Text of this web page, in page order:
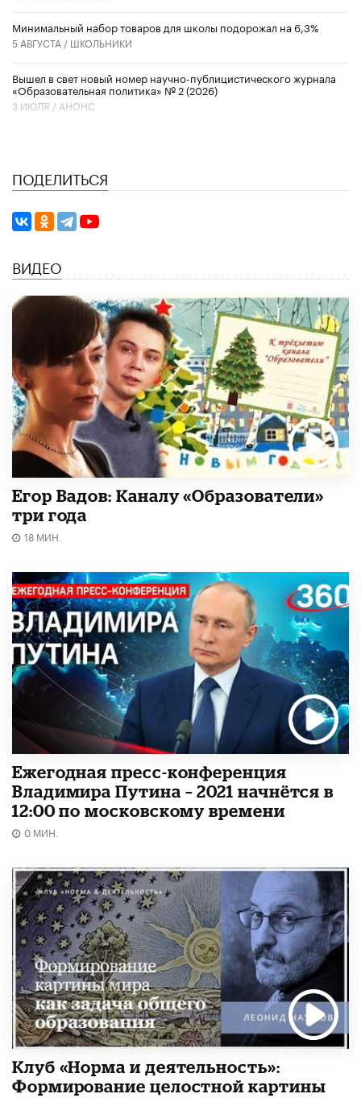
Минимальный набор товаров для школы подорожал на 6,3%
5 АВГУСТА / ШКОЛЬНИКИ
Вышел в свет новый номер научно-публицистического журнала
«Образовательная политика» № 2 (2026)
3 ИЮЛЯ / АНОНС
ПОДЕЛИТЬСЯ
ВИДЕО
Егор Вадов: Каналу «Образователи»
три года
18 МИН.
Ежегодная пресс-конференция
Владимира Путина – 2021 начнётся в
12:00 по московскому времени
0 МИН.
Клуб «Норма и деятельность»:
Формирование целостной картины